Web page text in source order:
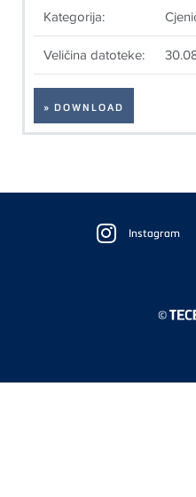
Kategorija:
Veličina datoteke:
» DOWNLOAD
Instagram
©